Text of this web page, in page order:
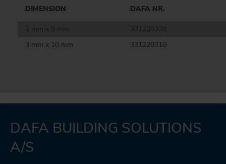
DIMENSION DAFA NR.
3 mm x 10 mm
331220310
DAFA BUILDING SOLUTIONS
A/S